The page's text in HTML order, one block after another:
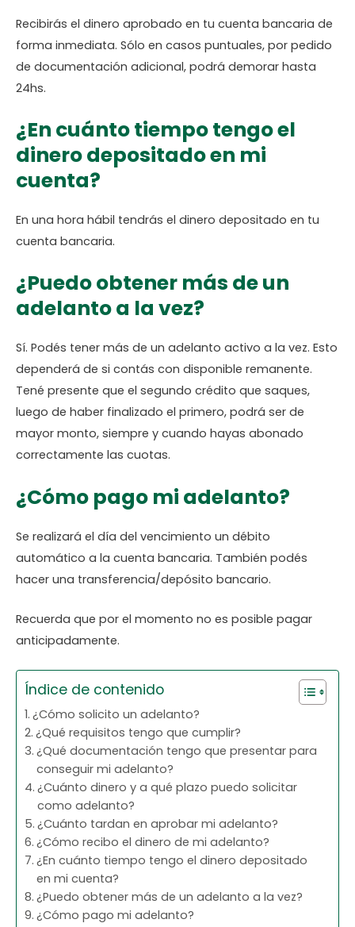
Recibirás el dinero aprobado en tu cuenta bancaria de
forma inmediata. Sólo en casos puntuales, por pedido
de documentación adicional, podrá demorar hasta
24hs.
¿En cuánto tiempo tengo el
dinero depositado en mi
cuenta?
En una hora hábil tendrás el dinero depositado en tu
cuenta bancaria.
¿Puedo obtener más de un
adelanto a la vez?
Sí. Podés tener más de un adelanto activo a la vez. Esto
dependerá de si contás con disponible remanente.
Tené presente que el segundo crédito que saques,
luego de haber finalizado el primero, podrá ser de
mayor monto, siempre y cuando hayas abonado
correctamente las cuotas.
¿Cómo pago mi adelanto?
Se realizará el día del vencimiento un débito
automático a la cuenta bancaria. También podés
hacer una transferencia/depósito bancario.
Recuerda que por el momento no es posible pagar
anticipadamente.
Índice de contenido
¿Cómo solicito un adelanto?
¿Qué requisitos tengo que cumplir?
¿Qué documentación tengo que presentar para
conseguir mi adelanto?
¿Cuánto dinero y a qué plazo puedo solicitar
como adelanto?
¿Cuánto tardan en aprobar mi adelanto?
¿Cómo recibo el dinero de mi adelanto?
¿En cuánto tiempo tengo el dinero depositado
en mi cuenta?
¿Puedo obtener más de un adelanto a la vez?
¿Cómo pago mi adelanto?